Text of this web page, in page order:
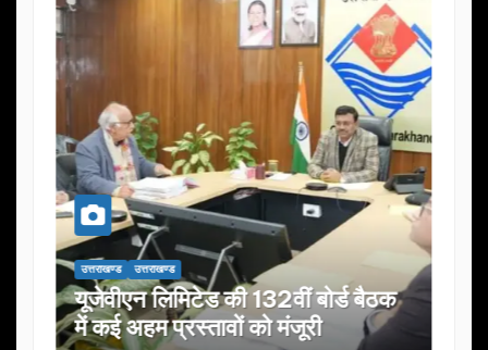
उत्तराखण्ड उत्तराखण्ड
यूजेवीएन लिमिटेड की 132वीं बोर्ड बैठक
में कई अहम प्रस्तावों को मंजूरी